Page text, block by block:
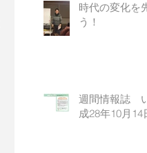
時代の変化を
う！
週間情報誌
成28年10月14